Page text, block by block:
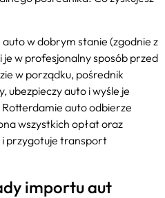
w dobrym stanie (zgodnie z
w profesjonalny sposób przed
w porządku, pośrednik
ubezpieczy auto i wyśle je
auto odbierze
wszystkich opłat oraz
przygotuje transport
importu aut